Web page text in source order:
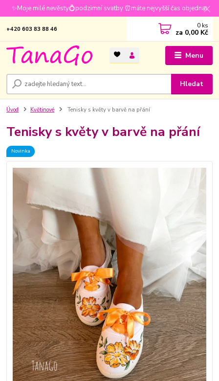
✨Moje milé nevěsty💍podzimní svatby ⏰máte nejvyšší čas objednat
Menu
Hledat
+420 603 83 88 46 0 ks
za 0,00 Kč
Úvod Květinové Tenisky s květy v barvě na přání
Tenisky s květy v barvě na přání
Novinka